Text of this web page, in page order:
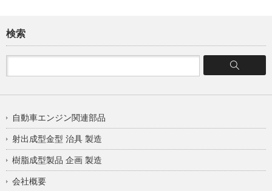
検索
自動車エンジン関連部品
射出成型金型 治具 製造
樹脂成型製品 企画 製造
会社概要